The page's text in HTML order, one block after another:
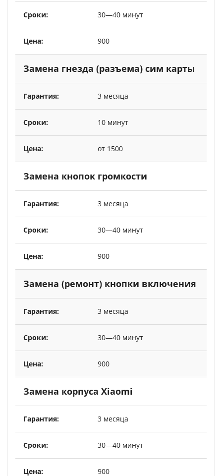
30—40 минут
900
Замена гнезда (разъема) сим карты
3 месяца
10 минут
от 1500
Замена кнопок громкости
3 месяца
30—40 минут
900
Замена (ремонт) кнопки включения
3 месяца
30—40 минут
900
Замена корпуса Xiaomi
3 месяца
30—40 минут
900